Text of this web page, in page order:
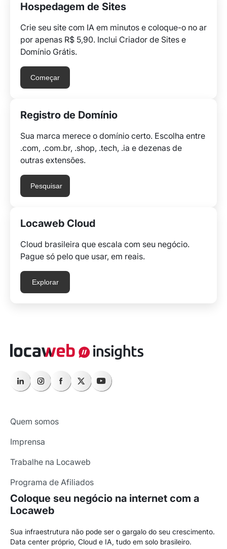
Hospedagem de Sites
Crie seu site com IA em minutos e coloque-o no ar
por apenas R$ 5,90. Inclui Criador de Sites e
Domínio Grátis.
Começar
Registro de Domínio
Sua marca merece o domínio certo. Escolha entre
.com, .com.br, .shop, .tech, .ia e dezenas de
outras extensões.
Pesquisar
Locaweb Cloud
Cloud brasileira que escala com seu negócio.
Pague só pelo que usar, em reais.
Explorar
Quem somos
Imprensa
Trabalhe na Locaweb
Programa de Afiliados
Coloque seu negócio na internet com a
Locaweb
Sua infraestrutura não pode ser o gargalo do seu crescimento.
Data center próprio, Cloud e IA, tudo em solo brasileiro.